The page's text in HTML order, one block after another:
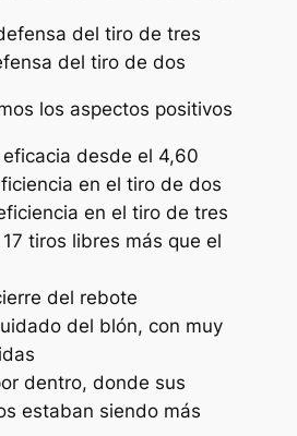
del tiro de tres
del tiro de dos
los aspectos positivos
desde el 4,60
en el tiro de dos
en el tiro de tres
tiros libres más que el
del rebote
del blón, con muy
dentro, donde sus
estaban siendo más